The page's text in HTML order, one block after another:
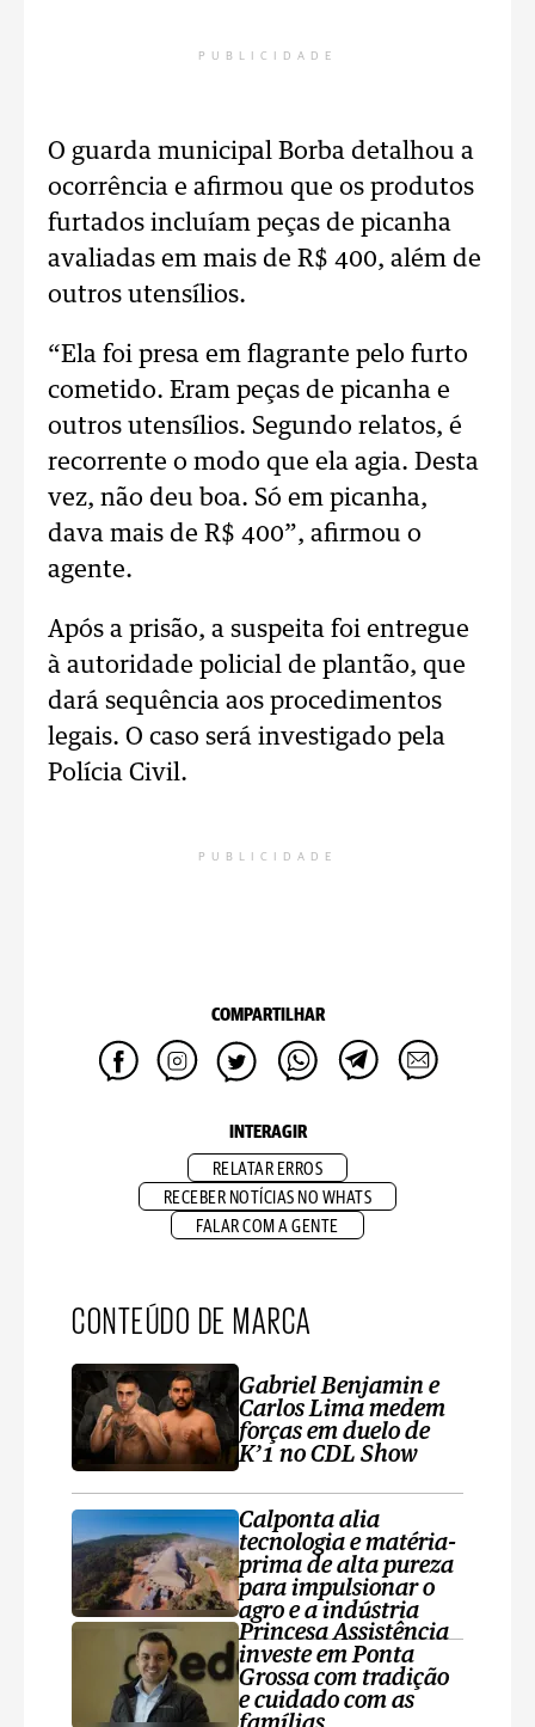
PUBLICIDADE
O guarda municipal Borba detalhou a
ocorrência e afirmou que os produtos
furtados incluíam peças de picanha
avaliadas em mais de R$ 400, além de
outros utensílios.
“Ela foi presa em flagrante pelo furto
cometido. Eram peças de picanha e
outros utensílios. Segundo relatos, é
recorrente o modo que ela agia. Desta
vez, não deu boa. Só em picanha,
dava mais de R$ 400”, afirmou o
agente.
Após a prisão, a suspeita foi entregue
à autoridade policial de plantão, que
dará sequência aos procedimentos
legais. O caso será investigado pela
Polícia Civil.
PUBLICIDADE
COMPARTILHAR
INTERAGIR
RELATAR ERROS
RECEBER NOTÍCIAS NO WHATS
FALAR COM A GENTE
CONTEÚDO DE MARCA
Gabriel Benjamin e
Carlos Lima medem
forças em duelo de
K’1 no CDL Show
Calponta alia
tecnologia e matéria-
prima de alta pureza
para impulsionar o
agro e a indústria
Princesa Assistência
investe em Ponta
Grossa com tradição
e cuidado com as